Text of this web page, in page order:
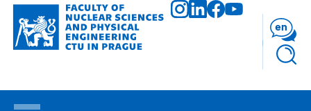
Skip
main
WELCOME
en